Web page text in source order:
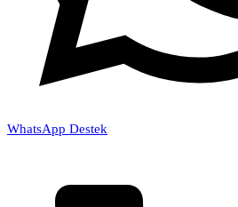
WhatsApp Destek